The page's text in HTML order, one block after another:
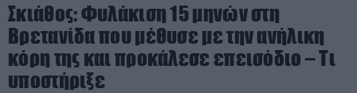
Σκιάθος: Φυλάκιση 15 μηνών στη
Βρετανίδα που μέθυσε με την ανήλικη
κόρη της και προκάλεσε επεισόδιο – Τι
υποστήριξε